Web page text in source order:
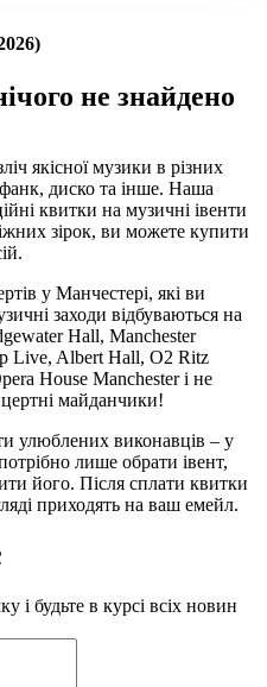
не знайдено
якісної музики в різних
диско та інше. Наша
квитки на музичні івенти
зірок, ви можете купити
у Манчестері, які ви
заходи відбуваються на
Hall, Manchester
Live, Albert Hall, O2 Ritz
House Manchester і не
майданчики!
улюблених виконавців – у
лише обрати івент,
його. Після сплати квитки
приходять на ваш емейл.
і будьте в курсі всіх новин